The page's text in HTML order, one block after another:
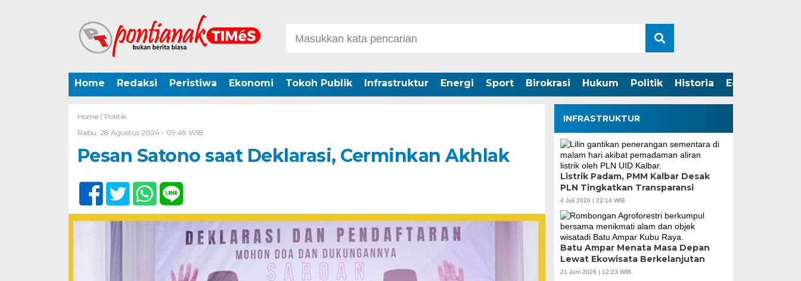
Home Redaksi Peristiwa Ekonomi Tokoh Publik Infrastruktur Energi Sport Birokrasi Hukum Politik Historia Edukasi
Home / Politik
Rabu, 28 Agustus 2024 - 09:49 WIB
Pesan Satono saat Deklarasi, Cerminkan Akhlak
INFRASTRUKTUR
Listrik Padam, PMM Kalbar Desak
PLN Tingkatkan Transparansi
4 Juli 2026 | 22:14 WIB
Batu Ampar Menata Masa Depan
Lewat Ekowisata Berkelanjutan
21 Juni 2026 | 12:23 WIB